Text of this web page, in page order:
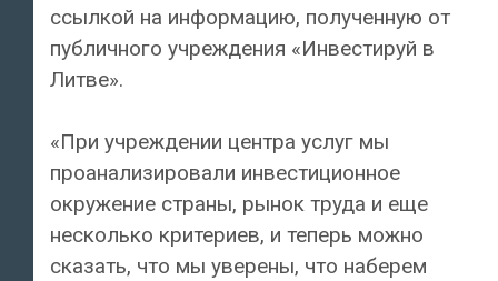
ссылкой на информацию, полученную от
публичного учреждения «Инвестируй в
Литве».
«При учреждении центра услуг мы
проанализировали инвестиционное
окружение страны, рынок труда и еще
несколько критериев, и теперь можно
сказать, что мы уверены, что наберем